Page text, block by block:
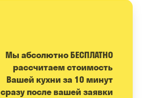
Мы абсолютно БЕСПЛАТНО
расcчитаем стоимость
Вашей кухни за 10 минут
сразу после вашей заявки